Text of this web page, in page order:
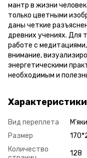
мантр в жизни
только цветными
даны четкие
древних учениях. Для
работе с
внимание,
энергетическими
необходимым и
Характеристики
Вид переплета
Размер
Количество
128